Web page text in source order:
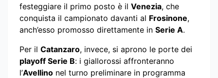
festeggiare il primo posto è il Venezia, che
conquista il campionato davanti al Frosinone,
anch’esso promosso direttamente in Serie A.
Per il Catanzaro, invece, si aprono le porte dei
playoff Serie B: i giallorossi affronteranno
l’Avellino nel turno preliminare in programma